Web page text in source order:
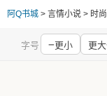
阿Q书城 > 言情小说 > 时
字号 −更小 更大